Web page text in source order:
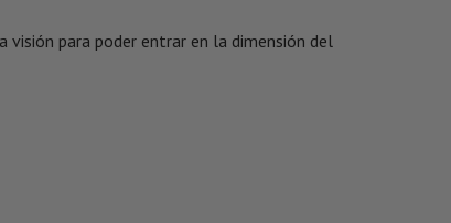
visión para poder entrar en la dimensión del